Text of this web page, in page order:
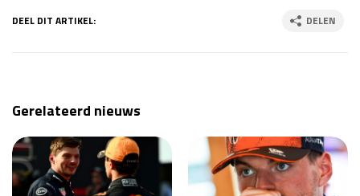
DEEL DIT ARTIKEL: DELEN
Gerelateerd nieuws